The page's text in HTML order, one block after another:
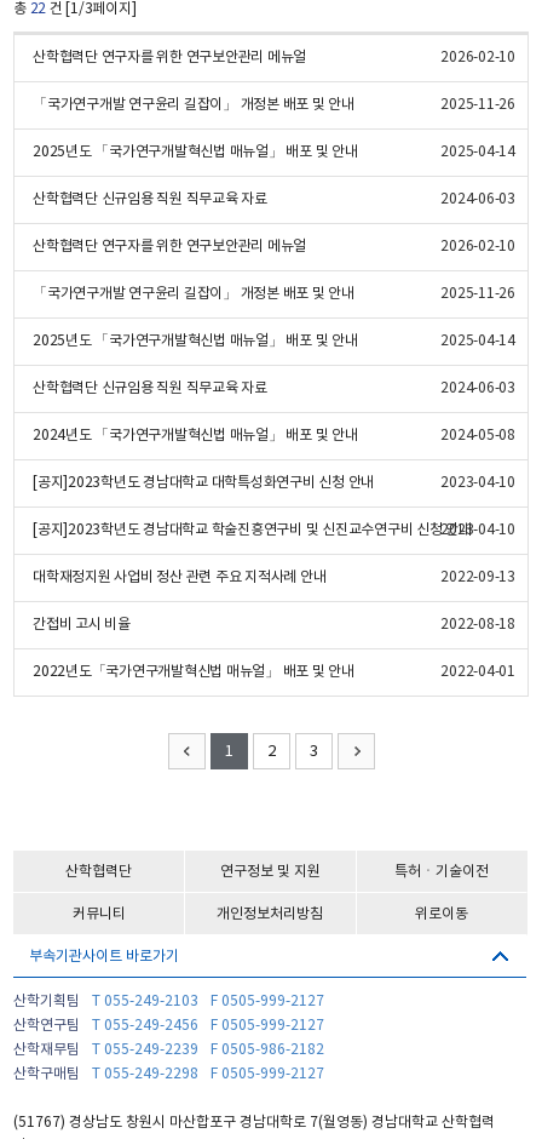
총 22 건 [1/3페이지]
산학협력단 연구자를 위한 연구보안관리 메뉴얼 2026-02-10
「국가연구개발 연구윤리 길잡이」 개정본 배포 및 안내 2025-11-26
2025년도 「국가연구개발혁신법 매뉴얼」 배포 및 안내 2025-04-14
산학협력단 신규임용 직원 직무교육 자료 2024-06-03
산학협력단 연구자를 위한 연구보안관리 메뉴얼 2026-02-10
「국가연구개발 연구윤리 길잡이」 개정본 배포 및 안내 2025-11-26
2025년도 「국가연구개발혁신법 매뉴얼」 배포 및 안내 2025-04-14
산학협력단 신규임용 직원 직무교육 자료 2024-06-03
2024년도 「국가연구개발혁신법 매뉴얼」 배포 및 안내 2024-05-08
[공지]2023학년도 경남대학교 대학특성화연구비 신청 안내 2023-04-10
[공지]2023학년도 경남대학교 학술진흥연구비 및 신진교수연구비 신청 안내2023-04-10
대학재정지원 사업비 정산 관련 주요 지적사례 안내 2022-09-13
간접비 고시 비율 2022-08-18
2022년도「국가연구개발혁신법 매뉴얼」 배포 및 안내 2022-04-01
1 2 3
산학협력단 연구정보 및 지원 특허ㆍ기술이전
커뮤니티 개인정보처리방침 위로이동
부속기관사이트 바로가기
산학기획팀 T 055-249-2103
F 0505-999-2127
산학연구팀
T 055-249-2456
F 0505-999-2127
산학재무팀
T 055-249-2239
F 0505-986-2182
산학구매팀
T 055-249-2298 F 0505-999-2127
(51767) 경상남도 창원시 마산합포구 경남대학로 7(월영동) 경남대학교 산학협력